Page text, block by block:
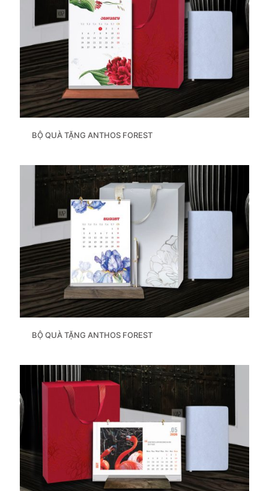
BỘ QUÀ TẶNG ANTHOS FOREST
BỘ QUÀ TẶNG ANTHOS FOREST